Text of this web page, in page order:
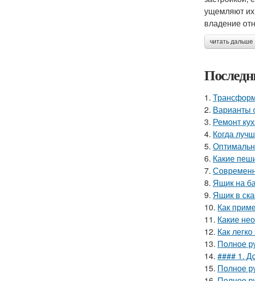
ущемляют их
владение
читать
1.
2. Варианты
3. Ремонт
4. Когда
5.
6. Какие
7.
8. Ящик на
9. Ящик в
10. Как
11. Какие
12. Как
13. Полное
14. #### 1.
15. Полное